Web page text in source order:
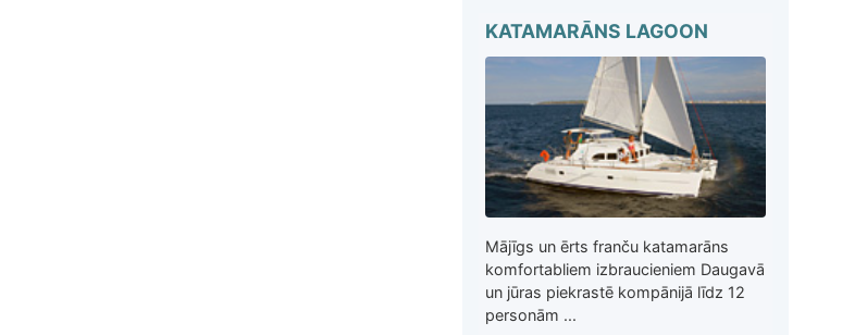
KATAMARĀNS LAGOON
Mājīgs un ērts franču katamarāns
komfortabliem izbraucieniem Daugavā
un jūras piekrastē kompānijā līdz 12
personām ...